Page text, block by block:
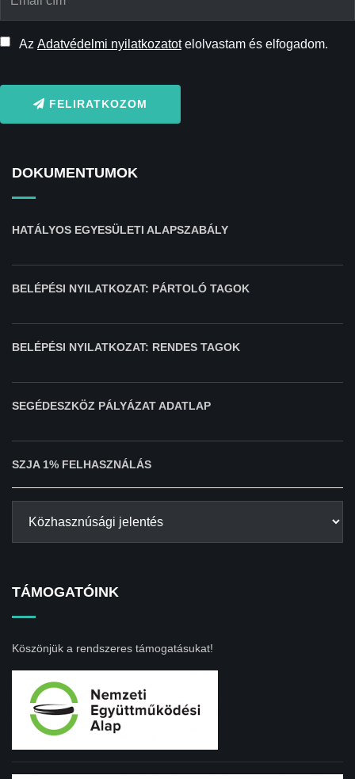
Az Adatvédelmi nyilatkozatotelolvastam és elfogadom.
FELIRATKOZOM
DOKUMENTUMOK
HATÁLYOS EGYESÜLETI ALAPSZABÁLY
BELÉPÉSI NYILATKOZAT: PÁRTOLÓ TAGOK
BELÉPÉSI NYILATKOZAT: RENDES TAGOK
SEGÉDESZKÖZ PÁLYÁZAT ADATLAP
SZJA 1% FELHASZNÁLÁS
TÁMOGATÓINK
Köszönjük a rendszeres támogatásukat!